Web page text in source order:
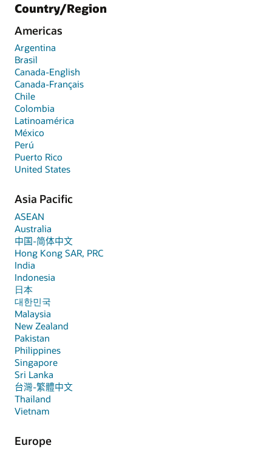
Country/Region
Americas
Argentina
Brasil
Canada-English
Canada-Français
Chile
Colombia
Latinoamérica
México
Perú
Puerto Rico
United States
Asia Pacific
ASEAN
Australia
中国-简体中文
Hong Kong SAR, PRC
India
Indonesia
日本
대한민국
Malaysia
New Zealand
Pakistan
Philippines
Singapore
Sri Lanka
台灣-繁體中文
Thailand
Vietnam
Europe